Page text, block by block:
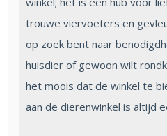
trouwe viervoeters en
op zoek bent naar
huisdier of gewoon wilt
het moois dat de winkel te
aan de dierenwinkel is altijd